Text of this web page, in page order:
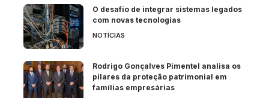
O desafio de integrar sistemas legados
com novas tecnologias
NOTÍCIAS
Rodrigo Gonçalves Pimentel analisa os
pilares da proteção patrimonial em
famílias empresárias